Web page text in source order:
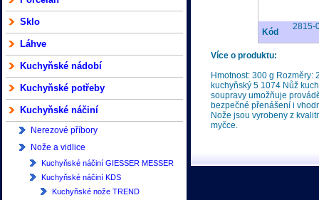
Sklo
Láhve
Kuchyňské nádobí
Kuchyňské potřeby
Kuchyňské náčiní
Nerezové příbory
Nože a vidlice
Kuchyňské náčiní GIESSER MESSER
Kuchyňské náčiní KDS
Kuchyňské nože TREND
Kód
2815-
Více o produktu:
Hmotnost: 300 g Rozměry:
kuchyňský 5 1074 Nůž
soupravy umožňuje
bezpečné přenášení i
Nože jsou vyrobeny z
myčce.